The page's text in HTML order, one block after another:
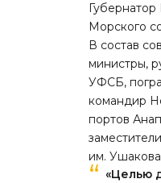
Морского
В состав
министры,
УФСБ,
командир
портов
им.
«Целью